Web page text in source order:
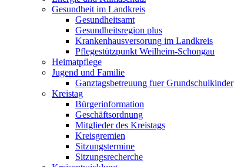
Gesundheit im Landkreis
Gesundheitsamt
Gesundheitsregion plus
Krankenhausversorung im Landkreis
Pflegestützpunkt Weilheim-Schongau
Heimatpflege
Jugend und Familie
Ganztagsbetreuung fuer Grundschulkinder
Kreistag
Bürgerinformation
Geschäftsordnung
Mitglieder des Kreistags
Kreisgremien
Sitzungstermine
Sitzungsrecherche